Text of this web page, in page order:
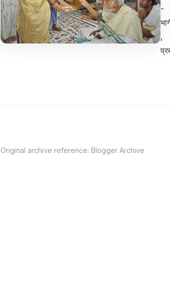
-
,
Original archive reference:Blogger Archive